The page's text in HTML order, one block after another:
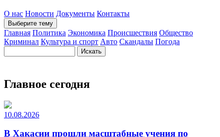
О нас Новости Документы Контакты
Выберите тему
Главная Политика Экономика Происшествия Общество
Криминал Культура и спорт Авто Скандалы Погода
Главное сегодня
10.08.2026
В Хакасии прошли масштабные учения по